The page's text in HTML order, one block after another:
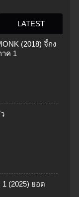
LATEST
(2018) จี้กง
ค 1
1 (2025) ยอด